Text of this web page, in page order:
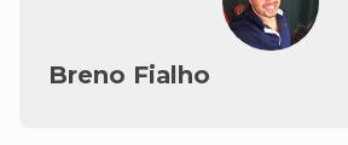
Breno Fialho